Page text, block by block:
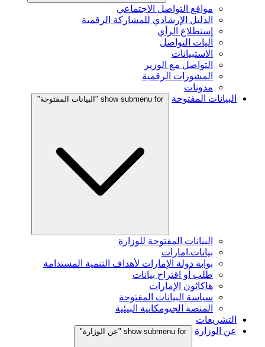
مواقع التواصل الاجتماعي
الدليل الإرشادي للمشاركة الرقمية
إستطلاع الرأي
آليات التواصل
الاستبيانات
التواصل مع الوزير
المشورات الرقمية
مدونات
البيانات المفتوحة
show submenu for "البيانات المفتوحة"
البيانات المفتوحة للوزارة
بيانات.امارات
بوابة دولة الإمارات لأهداف التنمية المستدامة
طلب أو اقتراح بيانات
هاكاثون الإمارات
سياسة البيانات المفتوحة
المنصة الجيومكانية البيئية
التشريعات
عن الوزارة
show submenu for "عن الوزارة"